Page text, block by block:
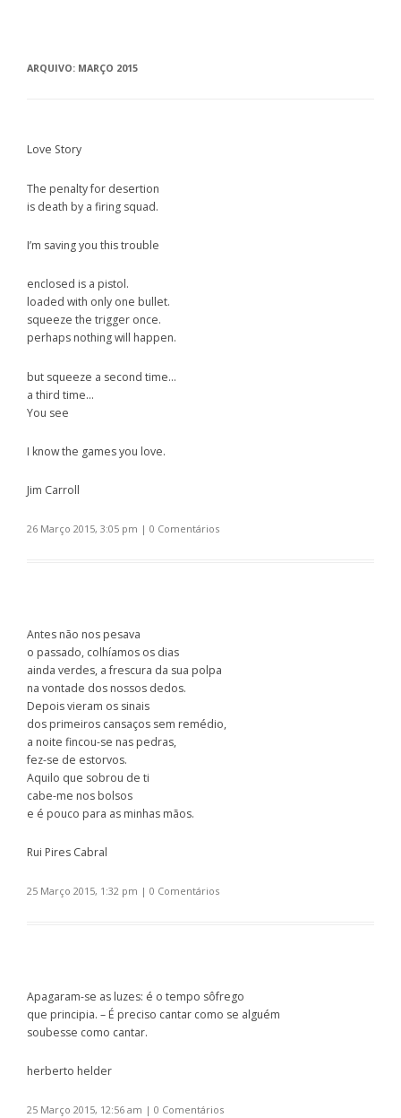
ARQUIVO: MARÇO 2015
Love Story
The penalty for desertion
is death by a firing squad.
I’m saving you this trouble
enclosed is a pistol.
loaded with only one bullet.
squeeze the trigger once.
perhaps nothing will happen.
but squeeze a second time…
a third time…
You see
I know the games you love.
Jim Carroll
26 Março 2015, 3:05 pm | 0 Comentários
Antes não nos pesava
o passado, colhíamos os dias
ainda verdes, a frescura da sua polpa
na vontade dos nossos dedos.
Depois vieram os sinais
dos primeiros cansaços sem remédio,
a noite fincou-se nas pedras,
fez-se de estorvos.
Aquilo que sobrou de ti
cabe-me nos bolsos
e é pouco para as minhas mãos.
Rui Pires Cabral
25 Março 2015, 1:32 pm | 0 Comentários
Apagaram-se as luzes: é o tempo sôfrego
que principia. – É preciso cantar como se alguém
soubesse como cantar.
herberto helder
25 Março 2015, 12:56 am | 0 Comentários